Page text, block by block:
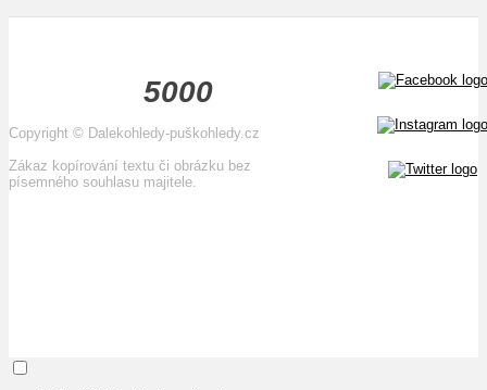
5000
Copyright © Dalekohledy-puškohledy.cz
Zákaz kopírování textu či obrázku bez
písemného souhlasu majitele.